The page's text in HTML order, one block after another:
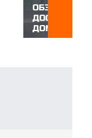
ОБЗОР
ДОСТУПНЫЙ
ДОМАШНЕГО
55-дюймовые